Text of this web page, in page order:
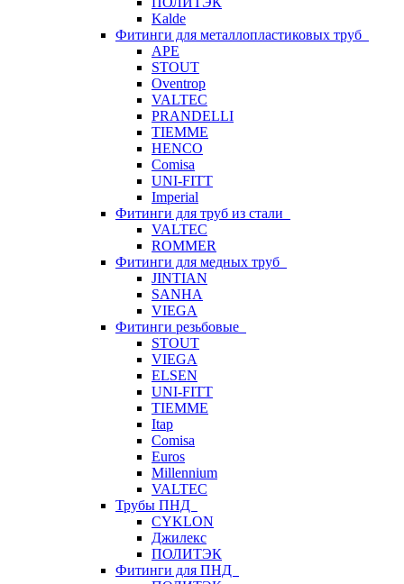
Kalde
Фитинги для металлопластиковых труб
APE
STOUT
Oventrop
VALTEC
PRANDELLI
TIEMME
HENCO
Comisa
UNI-FITT
Imperial
Фитинги для труб из стали
VALTEC
ROMMER
Фитинги для медных труб
JINTIAN
SANHA
VIEGA
Фитинги резьбовые
STOUT
VIEGA
ELSEN
UNI-FITT
TIEMME
Itap
Comisa
Euros
Millennium
VALTEC
Трубы ПНД
CYKLON
Джилекс
ПОЛИТЭК
Фитинги для ПНД